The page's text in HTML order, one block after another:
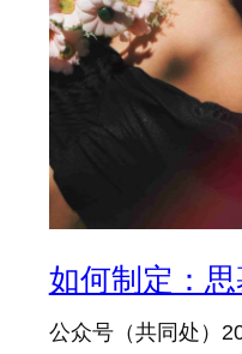
如何制定：
公众号（共同处）